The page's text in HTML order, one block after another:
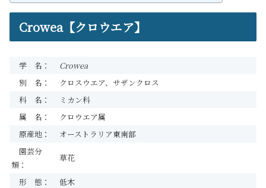
Crowea【クロウエア】
学 名：
Crowea
別 名：
クロスウエア、サザンクロス
科 名：
ミカン科
属 名：
クロウエア属
原産地：
オーストラリア東南部
園芸分
類：
草花
形 態：
低木